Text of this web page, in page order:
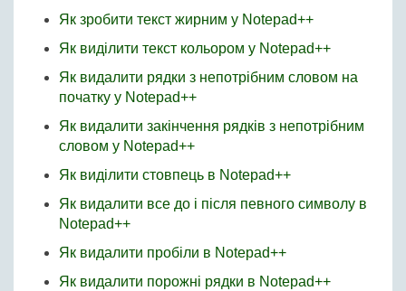
Як зробити текст жирним у Notepad++
Як виділити текст кольором у Notepad++
Як видалити рядки з непотрібним словом на
початку у Notepad++
Як видалити закінчення рядків з непотрібним
словом у Notepad++
Як виділити стовпець в Notepad++
Як видалити все до і після певного символу в
Notepad++
Як видалити пробіли в Notepad++
Як видалити порожні рядки в Notepad++